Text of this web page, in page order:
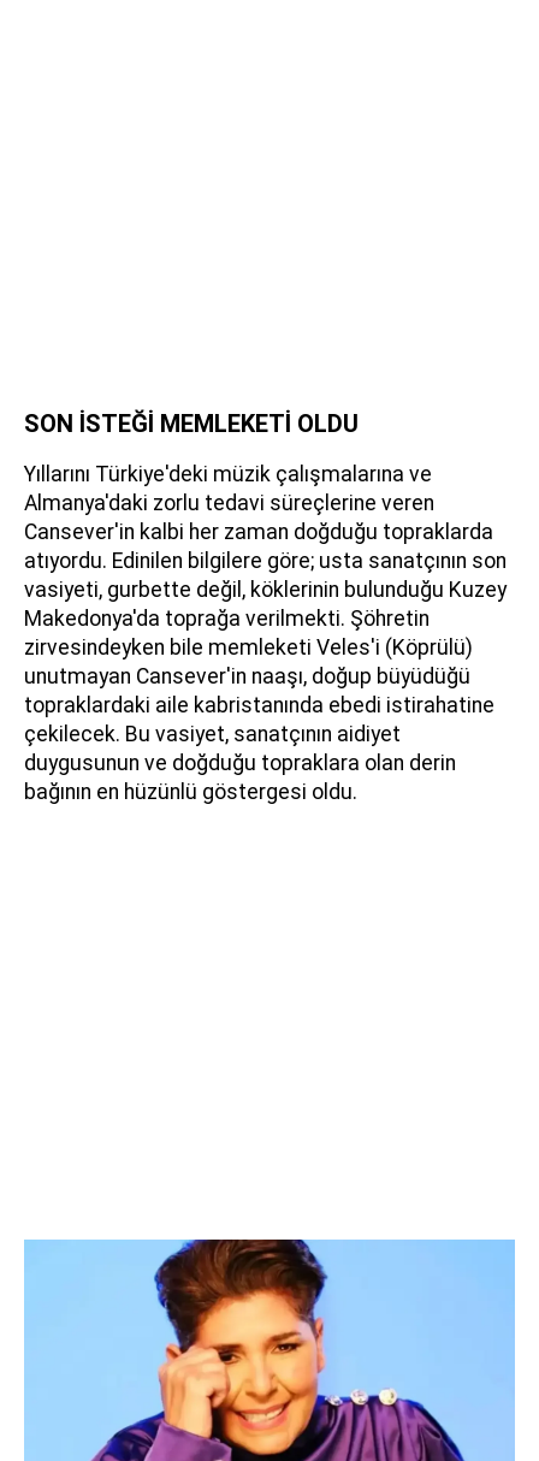
SON İSTEĞİ MEMLEKETİ OLDU
Yıllarını Türkiye'deki müzik çalışmalarına ve
Almanya'daki zorlu tedavi süreçlerine veren
Cansever'in kalbi her zaman doğduğu topraklarda
atıyordu. Edinilen bilgilere göre; usta sanatçının son
vasiyeti, gurbette değil, köklerinin bulunduğu Kuzey
Makedonya'da toprağa verilmekti. Şöhretin
zirvesindeyken bile memleketi Veles'i (Köprülü)
unutmayan Cansever'in naaşı, doğup büyüdüğü
topraklardaki aile kabristanında ebedi istirahatine
çekilecek. Bu vasiyet, sanatçının aidiyet
duygusunun ve doğduğu topraklara olan derin
bağının en hüzünlü göstergesi oldu.